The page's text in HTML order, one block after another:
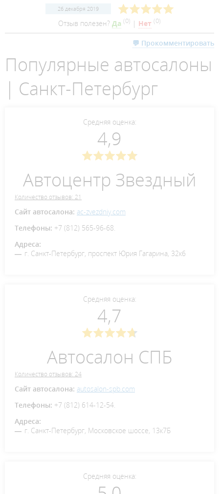
26 декабря 2019
Отзыв полезен? Да (0) | Нет (0)
💬 Прокомментировать
Популярные автосалоны
| Санкт-Петербург
Средняя оценка:
4,9
Автоцентр Звездный
Количество отзывов: 21
Сайт автосалона: ac-zvezdniy.com
Телефоны: +7 (812) 565-96-68.
Адреса:
г. Санкт-Петербург, проспект Юрия Гагарина, 32к6
Средняя оценка:
4,7
Автосалон СПБ
Количество отзывов: 24
Сайт автосалона: autosalon-spb.com
Телефоны: +7 (812) 614-12-54.
Адреса:
г. Санкт-Петербург, Московское шоссе, 13к7Б
Средняя оценка: